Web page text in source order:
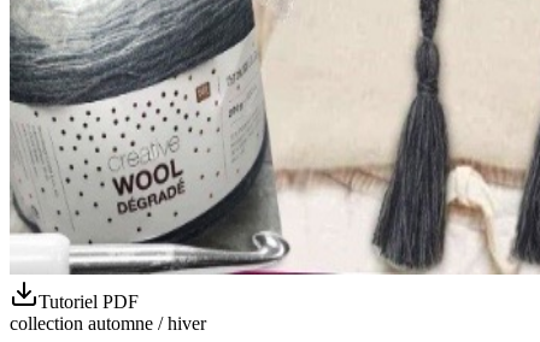
Tutoriel PDF
collection automne / hiver